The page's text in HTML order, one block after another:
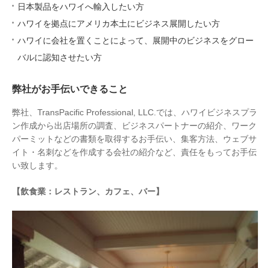
日本製品をハワイへ輸入したい方
ハワイを拠点にアメリカ本土にビジネス展開したい方
ハワイに会社を置くことによって、展開中のビジネスをグロー
バルに認知させたい方
弊社がお手伝いできること
弊社、TransPacific Professional, LLC.では、ハワイビジネスプラ
ン作成から出店場所の調査、ビジネスパートナーの紹介、ワーク
パーミットなどの書類を取得するお手伝い、集客方法、ウェブサ
イト・名刺などを作成する会社の紹介など、責任をもってお手伝
い致します。
【飲食業：レストラン、カフェ、バー】